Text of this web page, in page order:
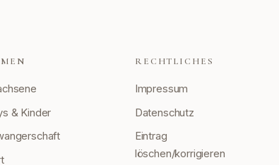
& Kinder
RECHTLICHES
Impressum
Datenschutz
Eintrag
löschen/korrigieren